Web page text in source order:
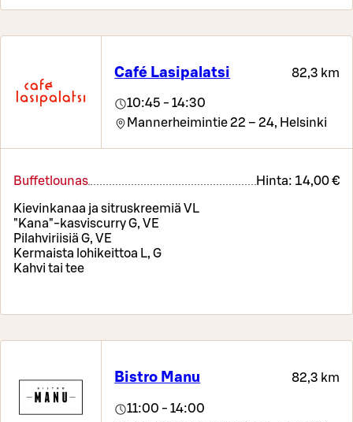
Café Lasipalatsi 82,3 km
10:45 - 14:30
Mannerheimintie 22 – 24, Helsinki
Buffetlounas Hinta: 14,00 €
Kievinkanaa ja sitruskreemiä VL
"Kana"-kasviscurry G, VE
Pilahviriisiä G, VE
Kermaista lohikeittoa L, G
Kahvi tai tee
Bistro Manu 82,3 km
11:00 - 14:00